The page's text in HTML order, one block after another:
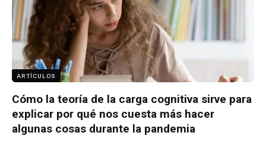
ARTÍCULOS
Cómo la teoría de la carga cognitiva sirve para
explicar por qué nos cuesta más hacer
algunas cosas durante la pandemia